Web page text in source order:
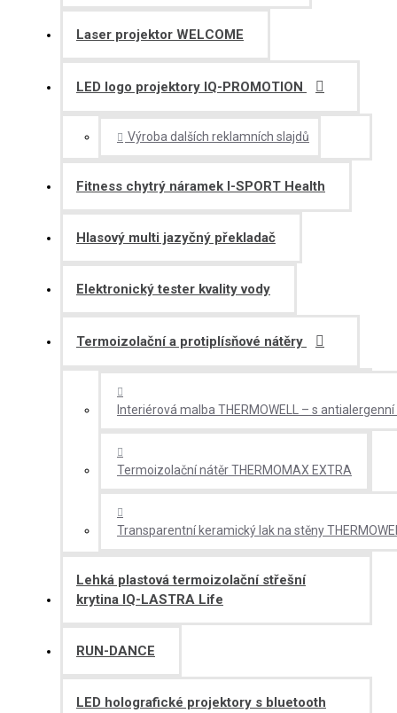
Laser projektor WELCOME
LED logo projektory IQ-PROMOTION
Výroba dalších reklamních slajdů
Fitness chytrý náramek I-SPORT Health
Hlasový multi jazyčný překladač
Elektronický tester kvality vody
Termoizolační a protiplísňové nátěry
Interiérová malba THERMOWELL – s
Termoizolační nátěr THERMOMAX EXTRA
Transparentní keramický lak na stěny
Lehká plastová termoizolační střešní
krytina IQ-LASTRA Life
RUN-DANCE
LED holografické projektory s bluetooth